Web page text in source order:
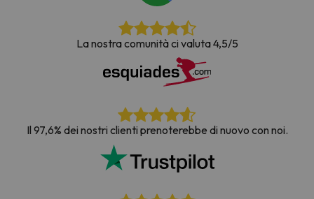
La nostra comunità ci valuta 4,5/5
Il 97,6% dei nostri clienti prenoterebbe di nuovo con noi.